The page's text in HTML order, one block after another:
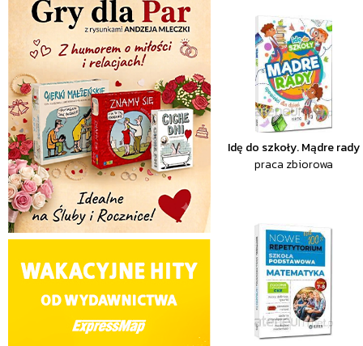
Idę do szkoły. Mądre rady
praca zbiorowa